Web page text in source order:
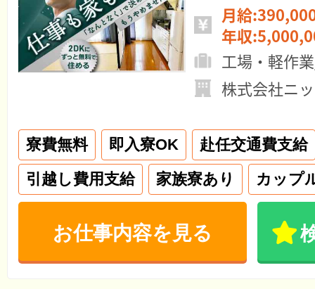
月給
年収
工場・軽作
株式会社ニ
寮費無料 即入寮OK
赴任交通費支給
引越し費用支給
家族寮あり カップ
お仕事内容を見る